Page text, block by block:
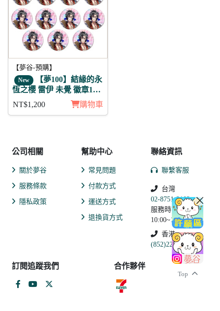
Top
【夢谷-預購】
New 【夢100】結緣的永
恆之櫻 雷伊 未覺 徽章11
入組
NT$1,200 購物車
公司相關
關於夢谷
服務條款
隱私政策
幫助中心
常見問題
付款方式
運送方式
退換貨方式
聯絡資訊
聯繫客服
台灣
02-8751-2102
服務時間:
10:00~19:00
香港
(852)2250-9311
訂閱追蹤我們 合作夥伴